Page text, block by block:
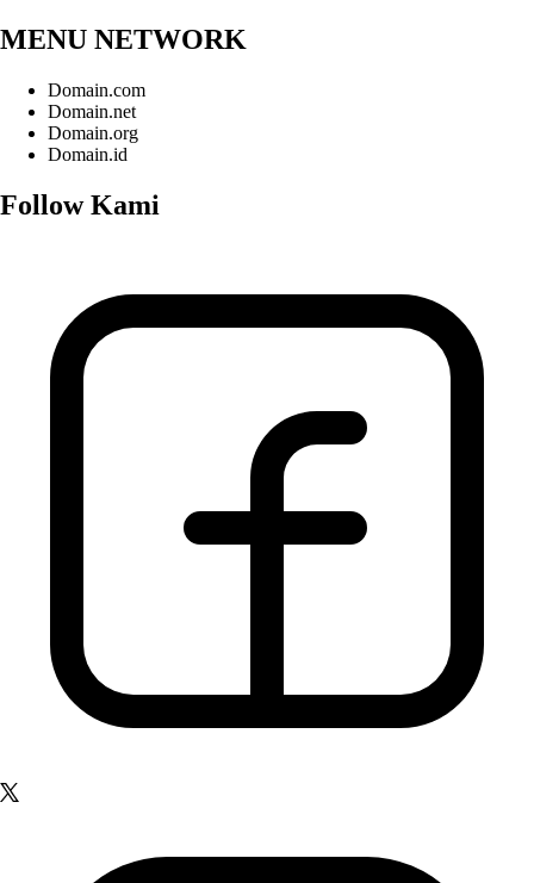
MENU NETWORK
Domain.com
Domain.net
Domain.org
Domain.id
Follow Kami